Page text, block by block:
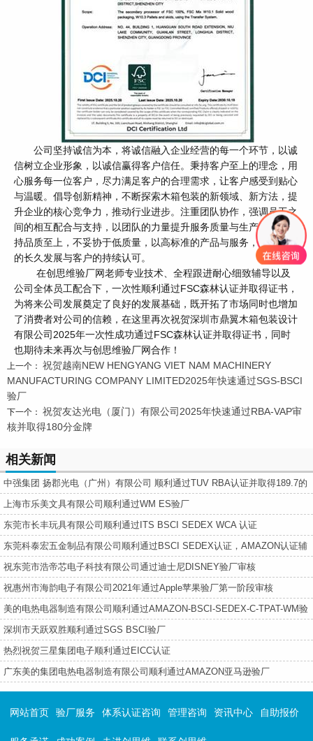
公司坚持诚信为本，将诚信融入企业经营的每一个环节，以诚
信树立企业形象，以诚信赢得客户信任。秉持客户至上的理念，用
心服务每一位客户，尽力满足客户的合理需求，让客户感受到贴心
与温暖。倡导创新精神，不断探索木箱包装的新领域、新方法，提
升企业的核心竞争力，推动行业进步。注重团队协作，强调员工之
间的相互配合与支持，以团队的力量提升服务质量与生产效率。坚
持品质至上，不妥协于低质量，以高标准的产品与服务，实现企业
的长久发展与客户的持续认可。
在创思维验厂网老师专业技术、全程跟进耐心细致辅导以及
公司全体员工配合下，一次性顺利通过FSC森林认证并取得证书，
为将来公司发展奠定了良好的发展基础，既开拓了市场同时也增加
了消费者对公司的信赖，在这里再次祝贺深圳市鼎翼木箱包装设计
有限公司2025年一次性成功通过FSC森林认证并取得证书，同时
也期待未来再次与创思维验厂网合作！
上一个： 祝贺越南NEW HENGYANG VIET NAM MACHINERY
MANUFACTURING COMPANY LIMITED2025年快速通过SGS-BSCI
验厂
下一个： 祝贺友达光电（厦门）有限公司2025年快速通过RBA-VAP审
核并取得180分金牌
相关新闻
中强集团 扬郡光电（广州）有限公司 顺利通过TUV RBA认证并取得189.7的
好成绩！
上海市乐美文具有限公司顺利通过WM ES验厂
东莞市长丰玩具有限公司顺利通过ITS BSCI SEDEX WCA 认证
东莞科泰宏五金制品有限公司顺利通过BSCI SEDEX认证​，AMAZON认证辅
导​
祝东莞市浩帝芯电子科技有限公司通过迪士尼DISNEY验厂审核
祝惠州市海韵电子有限公司2021年通过Apple苹果验厂第一阶段审核
美的电热电器制造有限公司顺利通过AMAZON-BSCI-SEDEX-C-TPAT-WM验
厂
深圳市天跃双胜顺利通过SGS BSCI验厂
热烈祝贺三星集团电子顺利通过EICC认证
广东美的集团电热电器制造有限公司顺利通过AMAZON亚马逊验厂
网站首页 验厂服务 体系认证咨询 管理咨询 资讯中心 自助报价